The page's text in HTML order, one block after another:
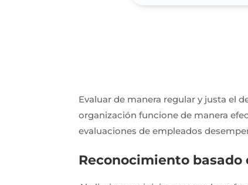
Evaluar de manera regular y justa el
organización funcione de manera
evaluaciones de empleados
Reconocimiento basado